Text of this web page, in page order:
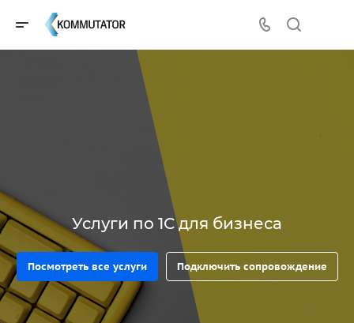
Услуги по 1С для бизнеса
Посмотреть все услуги Подключить сопровождение